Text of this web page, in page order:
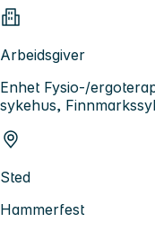
Arbeidsgiver
Enhet Fysio-/
sykehus,
Sted
Hammerfest